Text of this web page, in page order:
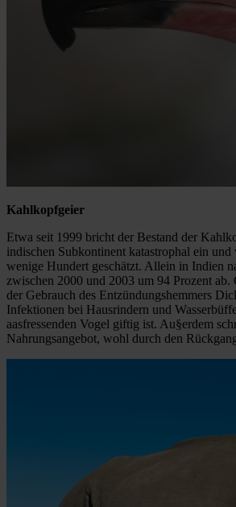
Kahlkopfgeier
Etwa seit 1999 bricht der Bestand der
indischen Subkontinent katastrophal ein
wenige Hundert geschätzt. Allein in Indien
zwischen 2000 und 2003 um 94 Prozent
der Gebrauch des Entzündungshemmers
Infektionen bei Hausrindern und
aasfressenden Vogel giftig ist. Au§erdem
Nahrungsangebot, wohl durch den